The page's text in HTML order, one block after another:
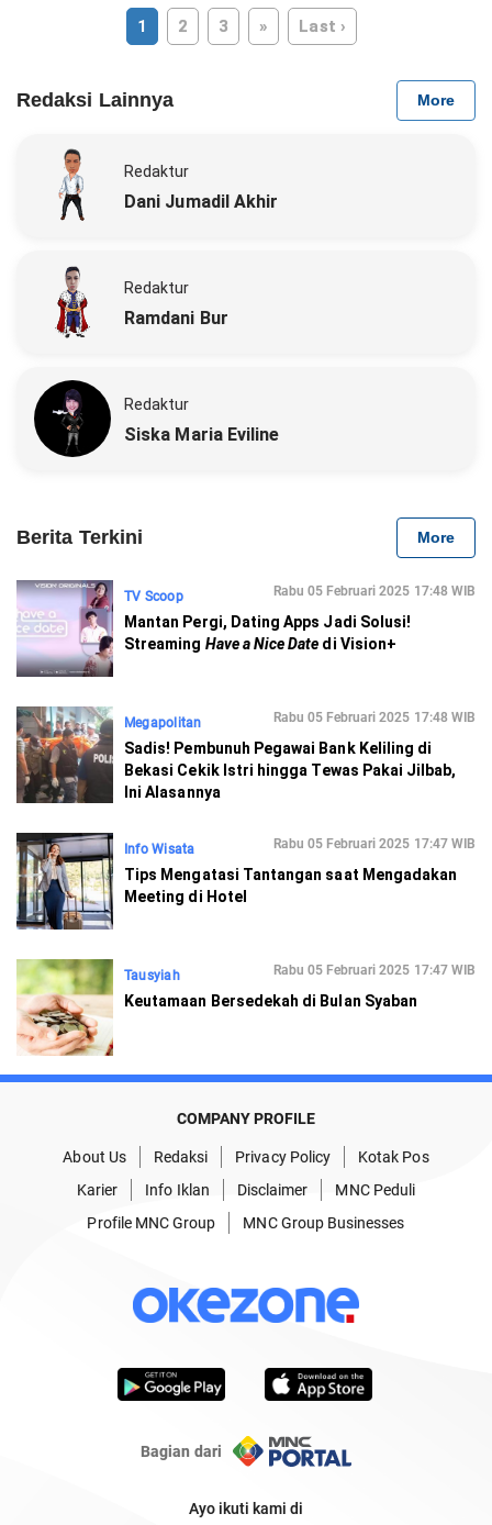
1 2 3 » Last ›
Redaksi Lainnya More
Redaktur
Dani Jumadil Akhir
Redaktur
Ramdani Bur
Redaktur
Siska Maria Eviline
Berita Terkini More
TV Scoop Rabu 05 Februari 2025 17:48 WIB
Mantan Pergi, Dating Apps Jadi Solusi!
Streaming Have a Nice Date di Vision+
Megapolitan Rabu 05 Februari 2025 17:48 WIB
Sadis! Pembunuh Pegawai Bank Keliling di
Bekasi Cekik Istri hingga Tewas Pakai Jilbab,
Ini Alasannya
Info Wisata Rabu 05 Februari 2025 17:47 WIB
Tips Mengatasi Tantangan saat Mengadakan
Meeting di Hotel
Tausyiah Rabu 05 Februari 2025 17:47 WIB
Keutamaan Bersedekah di Bulan Syaban
COMPANY PROFILE
About Us Redaksi Privacy Policy
Kotak Pos
Karier
Info Iklan Disclaimer
MNC Peduli
Profile MNC Group
MNC Group Businesses
Bagian dari
Ayo ikuti kami di